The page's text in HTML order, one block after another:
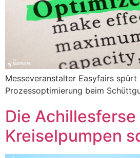
Messeveranstalter Easyfairs spürt
Prozessoptimierung beim
Die Achillesferse
Kreiselpumpen